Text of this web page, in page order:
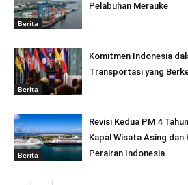
Berita
Pelabuhan Merauke
Berita
Komitmen Indonesia
Transportasi yang
Berita
Revisi Kedua PM 4
Kapal Wisata Asing dan
Perairan Indonesia.